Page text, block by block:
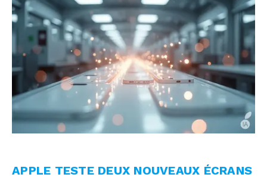
APPLE TESTE DEUX NOUVEAUX ÉCRANS